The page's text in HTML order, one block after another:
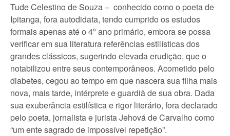
Tude Celestino de Souza – conhecido como o poeta de
Ipitanga, fora autodidata, tendo cumprido os estudos
formais apenas até o 4º ano primário, embora se possa
verificar em sua literatura referências estilísticas dos
grandes clássicos, sugerindo elevada erudição, que o
notabilizou entre seus contemporâneos. Acometido pelo
diabetes, cegou ao tempo em que nascera sua filha mais
nova, mais tarde, intérprete e guardiã de sua obra. Dada
sua exuberância estilística e rigor literário, fora declarado
pelo poeta, jornalista e jurista Jehová de Carvalho como
“um ente sagrado de impossível repetição”.